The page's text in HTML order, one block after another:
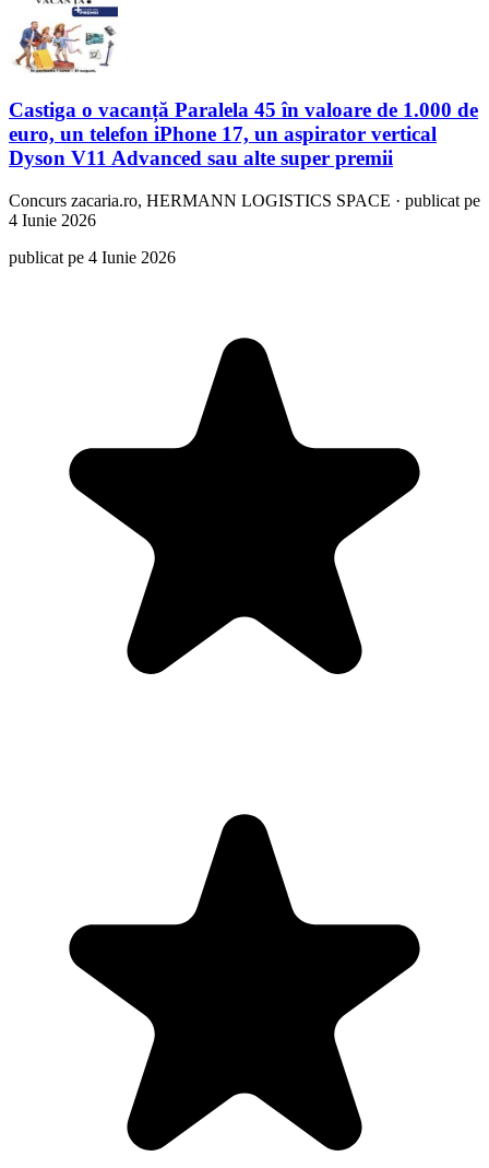
Castiga o vacanță Paralela 45 în valoare de 1.000 de
euro, un telefon iPhone 17, un aspirator vertical
Dyson V11 Advanced sau alte super premii
Concurs zacaria.ro, HERMANN LOGISTICS SPACE · publicat pe
4 Iunie 2026
publicat pe 4 Iunie 2026